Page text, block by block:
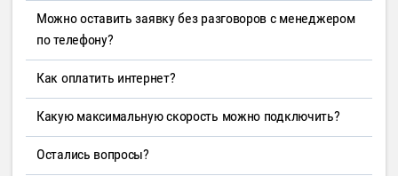
Можно оставить заявку без разговоров с менеджером
по телефону?
Как оплатить интернет?
Какую максимальную скорость можно подключить?
Остались вопросы?